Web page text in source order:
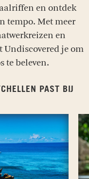
en ontdek
tempo. Met meer
en
je om
te beleven.
PAST BIJ